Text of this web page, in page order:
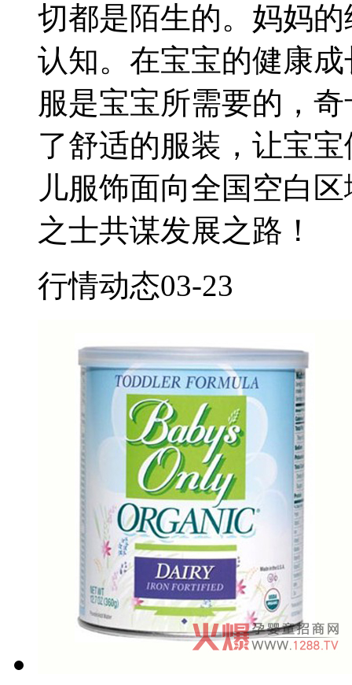
切都是陌生的。妈妈
认知。在宝宝的健康
服是宝宝所需要的，
了舒适的服装，让宝
儿服饰面向全国空白
之士共谋发展之路！
行情动态03-23